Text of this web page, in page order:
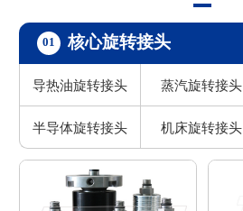
01 核心旋转接头
导热油旋转接头 蒸汽旋转接头
半导体旋转接头 机床旋转接头